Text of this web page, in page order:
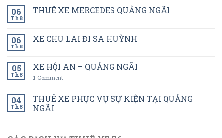
06
Th8
THUÊ XE MERCEDES QUẢNG NGÃI
06
Th8
XE CHU LAI ĐI SA HUỲNH
05
Th8
XE HỘI AN – QUẢNG NGÃI
1 Comment
04
Th8
THUÊ XE PHỤC VỤ SỰ KIỆN TẠI QUẢNG
NGÃI